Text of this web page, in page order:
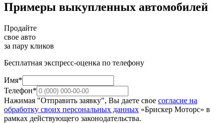
Примеры выкупленных автомобилей
Продайте
свое авто
за пару кликов
Бесплатная экспресс-оценка по телефону
Имя*
Телефон*
Нажимая "Отправить заявку", Вы даете свое согласие на
обработку своих персональных данных «Брискер Моторс» в
рамках действующего законодательства.